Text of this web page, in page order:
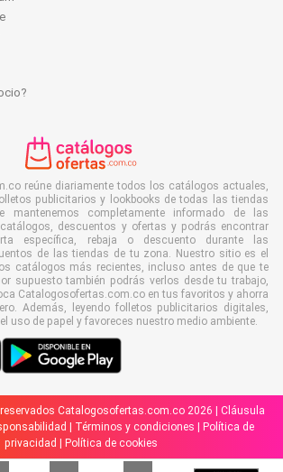
reúne diariamente todos los catálogos actuales,
publicitarios y lookbooks de todas las tiendas
mantenemos completamente informado de las
descuentos y ofertas y podrás encontrar
específica, rebaja o descuento durante las
de las tiendas de tu zona. Nuestro sitio es el
catálogos más recientes, incluso antes de que te
supuesto también podrás verlos desde tu trabajo,
Catalogosofertas.com.co en tus favoritos y ahorra
Además, leyendo folletos publicitarios digitales,
uso de papel y favoreces nuestro medio ambiente.
Catalogosofertas.com.co 2026 | Cláusula
Términos y condiciones
Política de
privacidad
Política de cookies